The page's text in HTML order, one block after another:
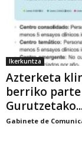
Ikerkuntza
Azterketa
berriko
Gabinete de